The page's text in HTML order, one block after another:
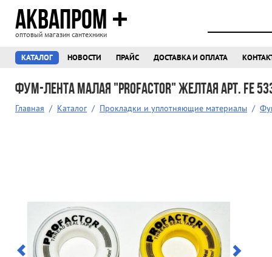
АКВАПРОМ
оптовый магазин сантехники
КАТАЛОГ НОВОСТИ ПРАЙС ДОСТАВКА И ОПЛАТА
Фум-лента малая "ProFactor" желтая Арт. FE
Главная / Каталог / Прокладки и уплотняющие материалы /